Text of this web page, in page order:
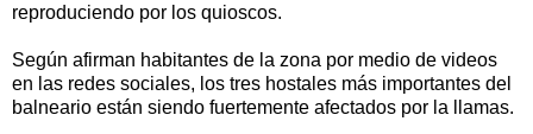
reproduciendo por los quioscos.
Según afirman habitantes de la zona por medio de videos
en las redes sociales, los tres hostales más importantes del
balneario están siendo fuertemente afectados por la llamas.